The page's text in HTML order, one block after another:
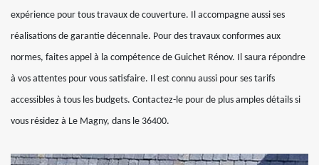
expérience pour tous travaux de couverture. Il accompagne aussi ses
réalisations de garantie décennale. Pour des travaux conformes aux
normes, faites appel à la compétence de Guichet Rénov. Il saura répondre
à vos attentes pour vous satisfaire. Il est connu aussi pour ses tarifs
accessibles à tous les budgets. Contactez-le pour de plus amples détails si
vous résidez à Le Magny, dans le 36400.